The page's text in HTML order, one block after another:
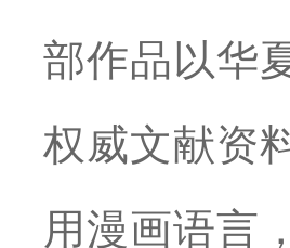
部作品以华
权威文献资
用漫画语言